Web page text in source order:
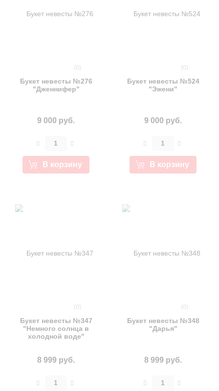
(0)
Букет невесты №276
"Дженнифер"
9 000 руб.
В корзину
(0)
Букет невесты №524
"Эжени"
9 000 руб.
В корзину
(0)
Букет невесты №347
"Немного солнца в
холодной воде"
8 999 руб.
(0)
Букет невесты №348
"Дарья"
8 999 руб.